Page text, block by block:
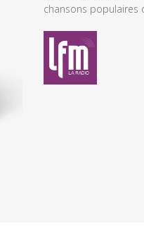
chansons populaires